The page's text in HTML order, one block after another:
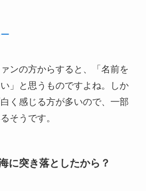
ンの方からすると、「名前を
」と思うものですよね。しか
く感じる方が多いので、一部
そうです。
に突き落としたから？